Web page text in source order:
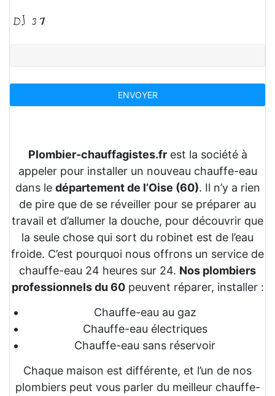
Plombier-chauffagistes.frest la société à
appeler pour installer un nouveau chauffe-eau
dans le département de l’Oise (60). Il n’y a rien
de pire que de se réveiller pour se préparer au
travail et d’allumer la douche, pour découvrir que
la seule chose qui sort du robinet est de l’eau
froide. C’est pourquoi nous offrons un service de
chauffe-eau 24 heures sur 24. Nos plombiers
professionnels du 60peuvent réparer, installer :
Chauffe-eau au gaz
Chauffe-eau électriques
Chauffe-eau sans réservoir
Chaque maison est différente, et l’un de nos
plombiers peut vous parler du meilleur chauffe-